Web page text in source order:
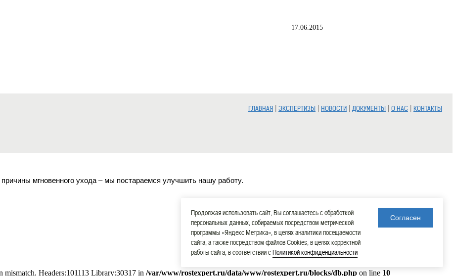
17.06.2015
ГЛАВНАЯ | ЭКСПЕРТИЗЫ | НОВОСТИ | ДОКУМЕНТЫ | О НАС | КОНТАКТЫ
мгновенного ухода – мы постараемся улучшить нашу работу.
Headers:101113 Library:30317 in /var/www/rostexpert.ru/data/www/rostexpert.ru/blocks/db.php on line 10
Продолжая использовать сайт, Вы соглашаетесь с обработкой
персональных данных, собираемых посредством метрической
программы «Яндекс Метрика», в целях аналитики посещаемости
сайта, а также посредством файлов Cookies, в целях корректной
работы сайта, в соответствии сПолитикой конфиденциальности
Согласен